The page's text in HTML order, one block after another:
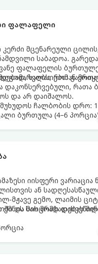
ფალაფელი
მცენარეული
საბადოა.
ფალაფელის
სალათებთან
რომ
დაკონსერვებული, რათა
და არ დაიშალოს.
ჩალბობის დრო:
ბურთულა (4–6
იისფერი ვარიაცია
ან
მჟავე გემო, ლაიმის
ქმნის საოცრად
და მის მომზადებას